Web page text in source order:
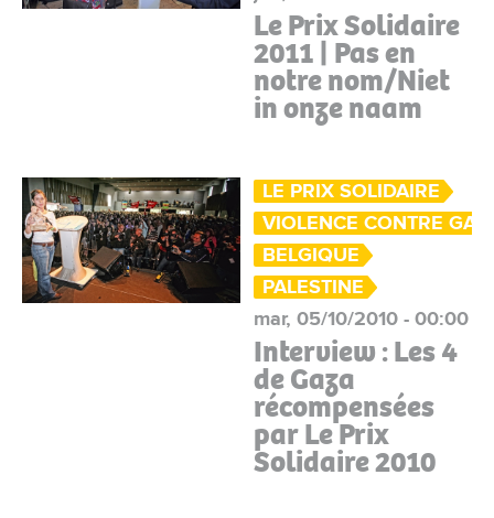
Le Prix Solidaire
2011 | Pas en
notre nom/Niet
in onze naam
LE PRIX SOLIDAIRE
VIOLENCE CONTRE
BELGIQUE
PALESTINE
mar, 05/10/2010 - 00:00
Interview : Les 4
de Gaza
récompensées
par Le Prix
Solidaire 2010